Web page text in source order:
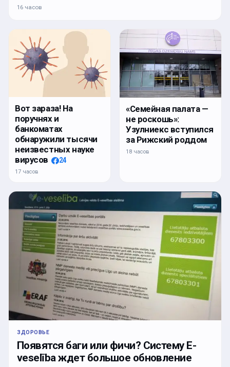
16 часов
Вот зараза! На
поручнях и
банкоматах
обнаружили тысячи
неизвестных науке
вирусов
24
17 часов
«Семейная палата —
не роскошь»:
Узулниекс вступился
за Рижский роддом
18 часов
ЗДОРОВЬЕ
Появятся баги или фичи? Систему E-
veselība ждет большое обновление